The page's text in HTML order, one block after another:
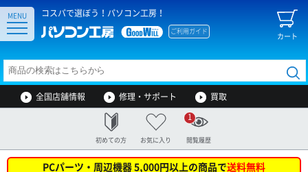
コスパで選ぼう！パソコン工房！
カート
ご利用ガイド
MENU
全国店舗情報 修理・サポート 買取
初めての方 お気に入り 閲覧履歴
1
PCパーツ・周辺機器 5,000円以上の商品で送料無料